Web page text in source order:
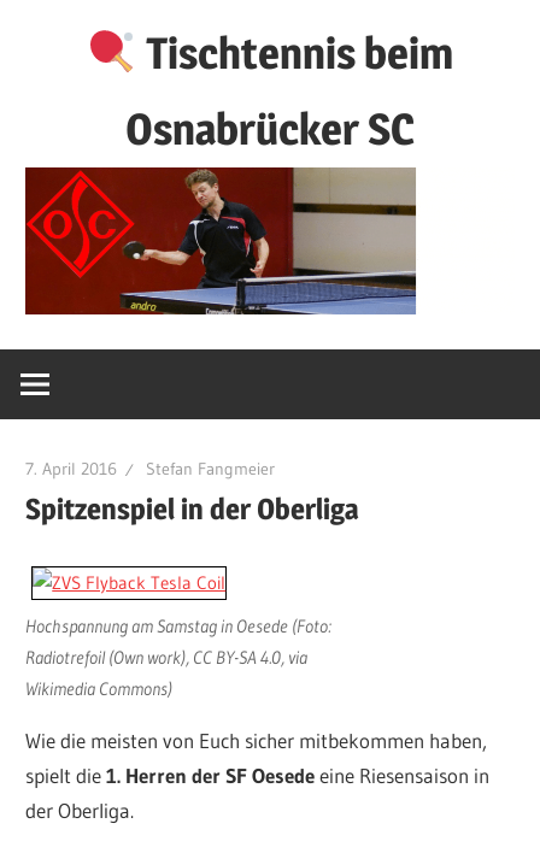
Tischtennis beim
Osnabrücker SC
7. April 2016 Stefan Fangmeier
Spitzenspiel in der Oberliga
Hochspannung am Samstag in Oesede (Foto:
Radiotrefoil (Own work), CC BY-SA 4.0, via
Wikimedia Commons)
Wie die meisten von Euch sicher mitbekommen haben,
spielt die1. Herren der SF Oesedeeine Riesensaison in
der Oberliga.